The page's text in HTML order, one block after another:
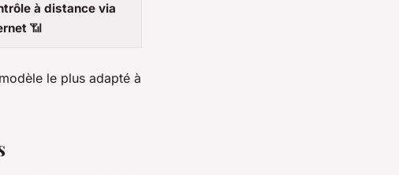
à distance via
📶
le plus adapté à